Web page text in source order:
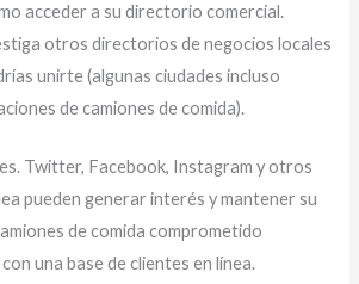
acceder a su directorio comercial.
otros directorios de negocios locales
unirte (algunas ciudades incluso
de camiones de comida).
Twitter, Facebook, Instagram y otros
pueden generar interés y mantener su
de comida comprometido
una base de clientes en línea.